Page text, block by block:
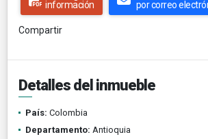
información
por correo
Compartir
Detalles del inmueble
País: Colombia
Departamento: Antioquia